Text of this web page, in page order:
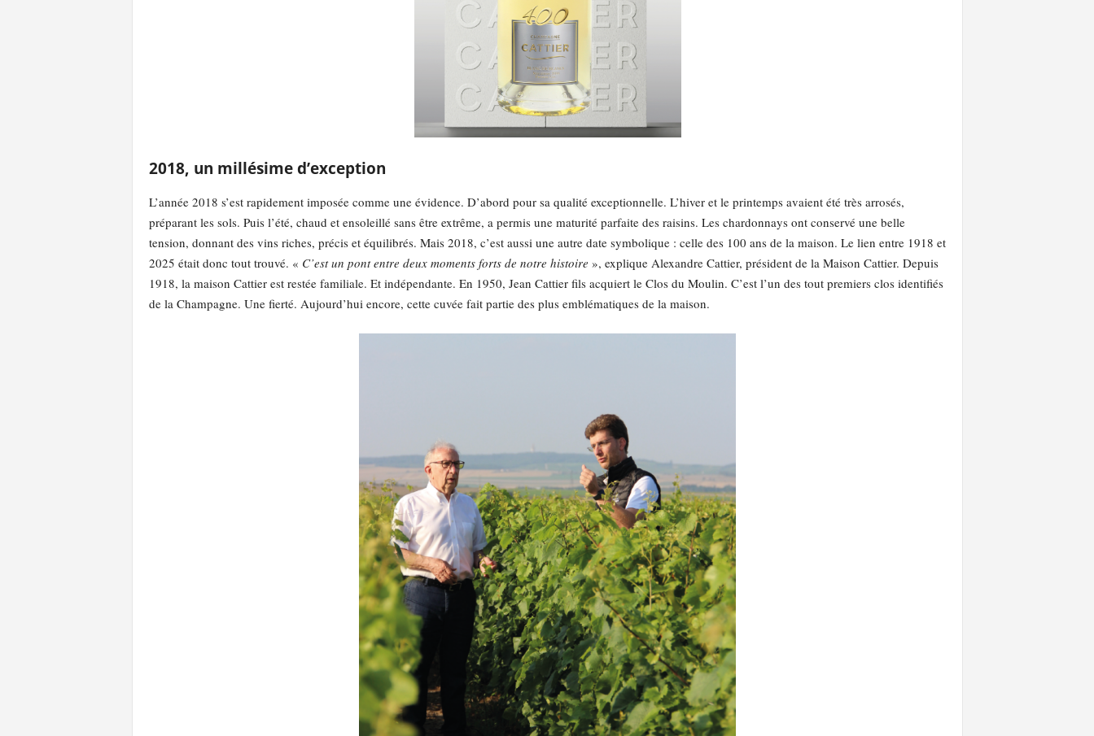
2018, un millésime d’exception
L’année 2018 s’est rapidement imposée comme une évidence. D’abord pour sa qualité exceptionnelle. L’hiver et le printemps avaient été très arrosés,
préparant les sols. Puis l’été, chaud et ensoleillé sans être extrême, a permis une maturité parfaite des raisins. Les chardonnays ont conservé une belle
tension, donnant des vins riches, précis et équilibrés. Mais 2018, c’est aussi une autre date symbolique : celle des 100 ans de la maison. Le lien entre 1918 et
2025 était donc tout trouvé. « C’est un pont entre deux moments forts de notre histoire », explique Alexandre Cattier, président de la Maison Cattier. Depuis
1918, la maison Cattier est restée familiale. Et indépendante. En 1950, Jean Cattier fils acquiert le Clos du Moulin. C’est l’un des tout premiers clos identifiés
de la Champagne. Une fierté. Aujourd’hui encore, cette cuvée fait partie des plus emblématiques de la maison.